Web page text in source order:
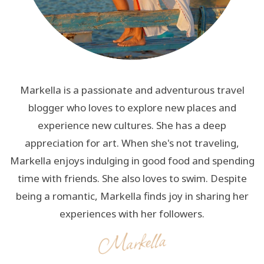
Markella is a passionate and adventurous travel
blogger who loves to explore new places and
experience new cultures. She has a deep
appreciation for art. When she's not traveling,
Markella enjoys indulging in good food and spending
time with friends. She also loves to swim. Despite
being a romantic, Markella finds joy in sharing her
experiences with her followers.